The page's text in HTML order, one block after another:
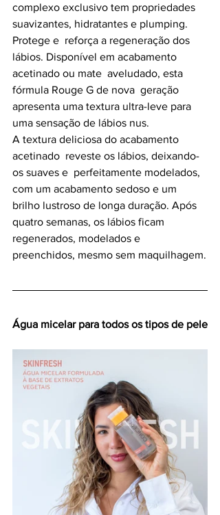
complexo exclusivo tem propriedades
suavizantes, hidratantes e plumping.
Protege e  reforça a regeneração dos
lábios. Disponível em acabamento
acetinado ou mate  aveludado, esta
fórmula Rouge G de nova  geração
apresenta uma textura ultra-leve para
uma sensação de lábios nus.
A textura deliciosa do acabamento
acetinado  reveste os lábios, deixando-
os suaves e  perfeitamente modelados,
com um acabamento sedoso e um
brilho lustroso de longa duração. Após
quatro semanas, os lábios ficam
regenerados, modelados e
preenchidos, mesmo sem maquilhagem.
Água micelar para todos os tipos de pele